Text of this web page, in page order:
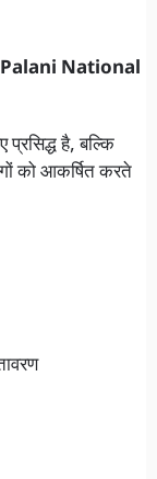
National
प्रसिद्ध है, बल्कि
को आकर्षित करते